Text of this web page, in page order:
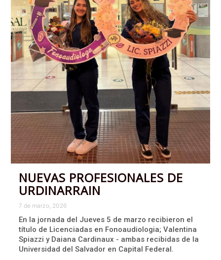
NUEVAS PROFESIONALES DE
URDINARRAIN
7 de marzo, 2026
En la jornada del Jueves 5 de marzo recibieron el
título de Licenciadas en Fonoaudiologia; Valentina
Spiazzi y Daiana Cardinaux - ambas recibidas de la
Universidad del Salvador en Capital Federal.